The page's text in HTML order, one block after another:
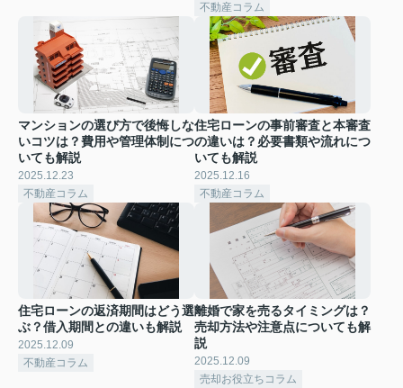
不動産コラム
マンションの選び方で後悔しな
いコツは？費用や管理体制につ
いても解説
2025.12.23
不動産コラム
住宅ローンの事前審査と本審査
の違いは？必要書類や流れにつ
いても解説
2025.12.16
不動産コラム
住宅ローンの返済期間はどう選
ぶ？借入期間との違いも解説
2025.12.09
不動産コラム
離婚で家を売るタイミングは？
売却方法や注意点についても解
説
2025.12.09
売却お役立ちコラム